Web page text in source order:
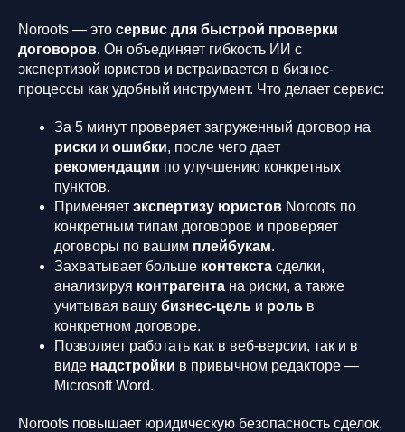
Noroots — это сервис для быстрой проверки
договоров. Он объединяет гибкость ИИ с
экспертизой юристов и встраивается в бизнес-
процессы как удобный инструмент. Что делает сервис:
За 5 минут проверяет загруженный договор на
риски и ошибки, после чего дает
рекомендации по улучшению конкретных
пунктов.
Применяет экспертизу юристов Noroots по
конкретным типам договоров и проверяет
договоры по вашим плейбукам.
Захватывает больше контекста сделки,
анализируя контрагента на риски, а также
учитывая вашу бизнес-цель и роль в
конкретном договоре.
Позволяет работать как в веб-версии, так и в
виде надстройки в привычном редакторе —
Microsoft Word.
Noroots повышает юридическую безопасность сделок,